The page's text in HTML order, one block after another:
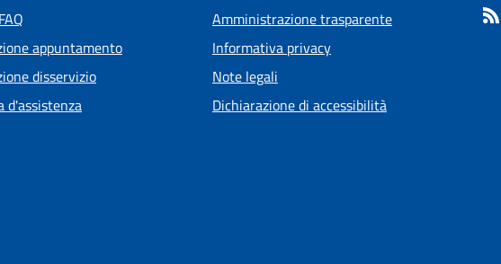
appuntamento
disservizio
d'assistenza
Amministrazione trasparente
Informativa privacy
Note legali
Dichiarazione di accessibilità